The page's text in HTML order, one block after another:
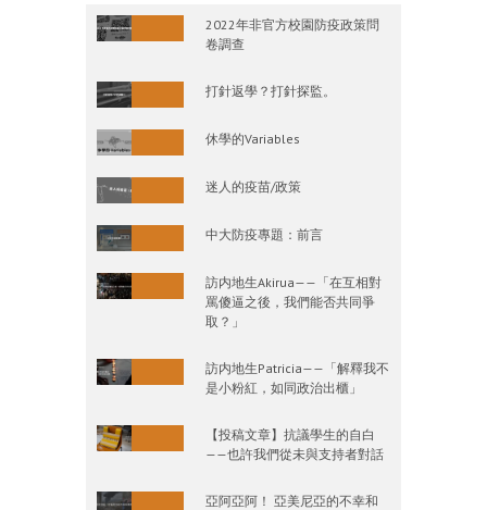
2022年非官方校園防疫政策問
卷調查
打針返學？打針探監。
休學的Variables
迷人的疫苗/政策
中大防疫專題：前言
訪内地生Akirua——「在互相對
罵傻逼之後，我們能否共同爭
取？」
訪内地生Patricia——「解釋我不
是小粉紅，如同政治出櫃」
【投稿文章】抗議學生的自白
——也許我們從未與支持者對話
亞阿亞阿！ 亞美尼亞的不幸和